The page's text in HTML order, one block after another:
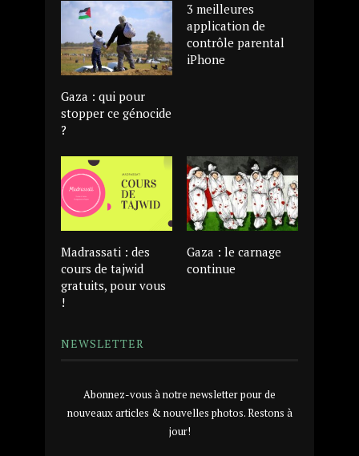
Gaza : qui pour
stopper ce génocide
?
3 meilleures
application de
contrôle parental
iPhone
Madrassati : des
cours de tajwid
gratuits, pour vous
!
Gaza : le carnage
continue
NEWSLETTER
Abonnez-vous à notre newsletter pour de
nouveaux articles & nouvelles photos. Restons à
jour!